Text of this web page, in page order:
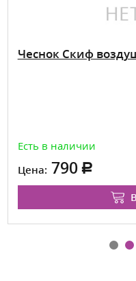
Чеснок Скиф
Есть в наличии
Цена: 790